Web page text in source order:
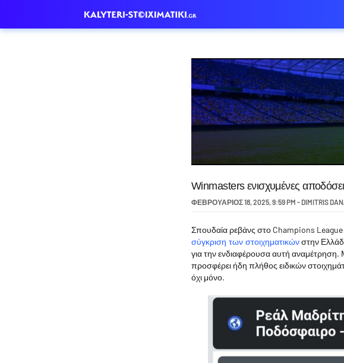
Winmasters ενισχυμένες
ΦΕΒΡΟΥΆΡΙΟΣ 18, 2025,9:59 PM - DIMITRIS
Σπουδαία ρεβάνς στο Champions
σύγκριση των στοιχηματικώνστην
για την ενδιαφέρουσα αυτή αναμέτρηση.
προσφέρει ήδη πλήθος ειδικών
όχι μόνο.